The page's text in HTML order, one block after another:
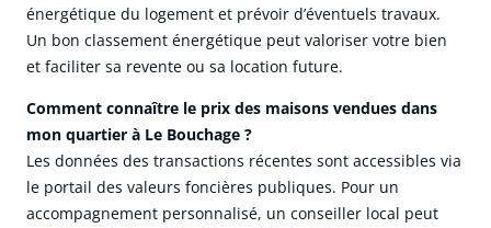
énergétique du logement et prévoir d’éventuels travaux.
Un bon classement énergétique peut valoriser votre bien
et faciliter sa revente ou sa location future.
Comment connaître le prix des maisons vendues dans
mon quartier à Le Bouchage ?
Les données des transactions récentes sont accessibles via
le portail des valeurs foncières publiques. Pour un
accompagnement personnalisé, un conseiller local peut